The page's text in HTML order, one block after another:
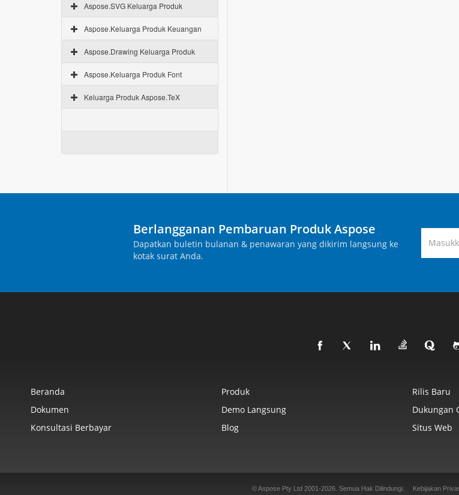
Aspose.SVG Keluarga Produk
Aspose.Keluarga Produk Keuangan
Aspose.Drawing Keluarga Produk
Aspose.Keluarga Produk Font
Keluarga Produk Aspose.TeX
Berlangganan Pembaruan Produk Aspose
Dapatkan buletin bulanan & penawaran yang dikirim langsung ke
kotak surat Anda.
Beranda Produk Rilis Baru
Dokumen
Demo Langsung Dukungan
Konsultasi Berbayar
Blog Situs Web
© Aspose Pty Ltd 2001-2026. Semua Hak Dilindungi. Kebijakan